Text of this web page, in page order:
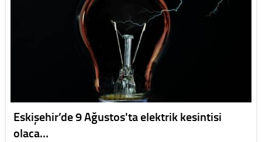
Eskişehir’de 9 Ağustos'ta elektrik kesintisi
olaca…